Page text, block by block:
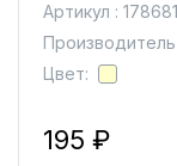
Артикул : 178681
Производитель
Цвет:
195 ₽